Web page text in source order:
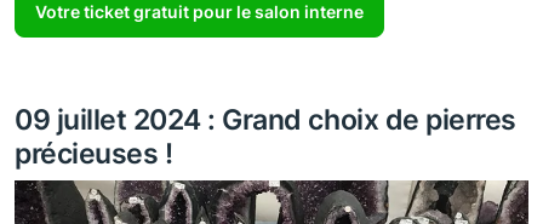
Votre ticket gratuit pour le salon interne
09 juillet 2024 : Grand choix de pierres
précieuses !